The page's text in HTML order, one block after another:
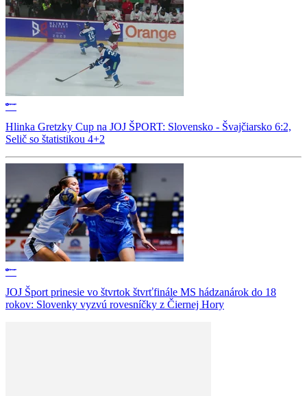
Hlinka Gretzky Cup na JOJ ŠPORT: Slovensko - Švajčiarsko 6:2,
Selič so štatistikou 4+2
JOJ Šport prinesie vo štvrtok štvrťfinále MS hádzanárok do 18
rokov: Slovenky vyzvú rovesníčky z Čiernej Hory